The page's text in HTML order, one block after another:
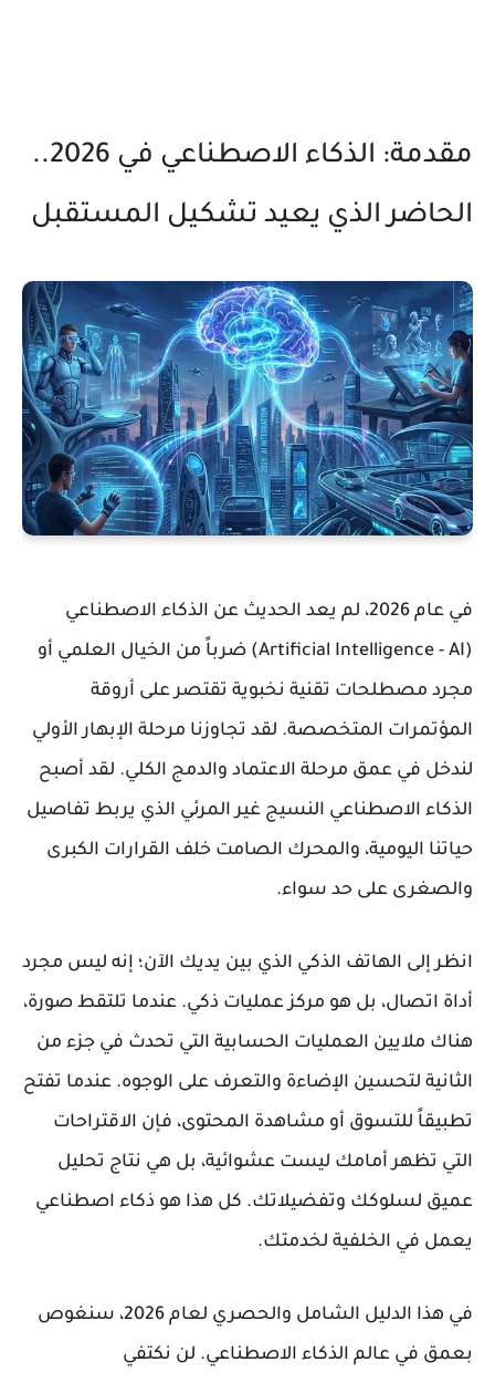
مقدمة: الذكاء الاصطناعي في 2026..
الحاضر الذي يعيد تشكيل المستقبل
في عام 2026، لم يعد الحديث عن الذكاء الاصطناعي
(Artificial Intelligence - AI) ضرباً من الخيال العلمي أو
مجرد مصطلحات تقنية نخبوية تقتصر على أروقة
المؤتمرات المتخصصة. لقد تجاوزنا مرحلة الإبهار الأولي
لندخل في عمق مرحلة الاعتماد والدمج الكلي. لقد أصبح
الذكاء الاصطناعي النسيج غير المرئي الذي يربط تفاصيل
حياتنا اليومية، والمحرك الصامت خلف القرارات الكبرى
والصغرى على حد سواء.
انظر إلى الهاتف الذكي الذي بين يديك الآن؛ إنه ليس مجرد
أداة اتصال، بل هو مركز عمليات ذكي. عندما تلتقط صورة،
هناك ملايين العمليات الحسابية التي تحدث في جزء من
الثانية لتحسين الإضاءة والتعرف على الوجوه. عندما تفتح
تطبيقاً للتسوق أو مشاهدة المحتوى، فإن الاقتراحات
التي تظهر أمامك ليست عشوائية، بل هي نتاج تحليل
عميق لسلوكك وتفضيلاتك. كل هذا هو ذكاء اصطناعي
يعمل في الخلفية لخدمتك.
في هذا الدليل الشامل والحصري لعام 2026، سنغوص
بعمق في عالم الذكاء الاصطناعي. لن نكتفي